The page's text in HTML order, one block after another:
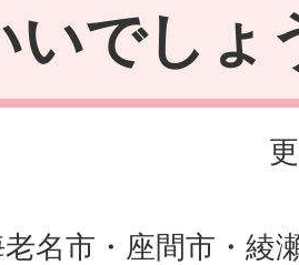
いでしょ
名市・座間市・綾